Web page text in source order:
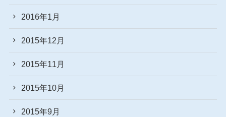
2016年1月
2015年12月
2015年11月
2015年10月
2015年9月